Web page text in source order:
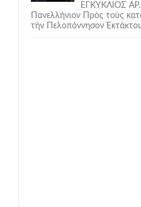
ΕΓΚΥΚΛΙΟΣ
Πανελλήνιον Πρὸς τοὺς
τὴν Πελοπόννησον